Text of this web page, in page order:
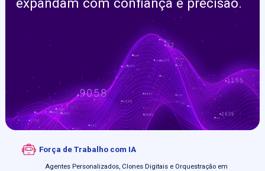
Força de Trabalho com IA
Agentes Personalizados, Clones Digitais e Orquestração em